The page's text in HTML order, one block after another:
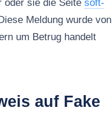
oder sie die Seite soft-
Meldung wurde von
um Betrug handelt
auf Fake